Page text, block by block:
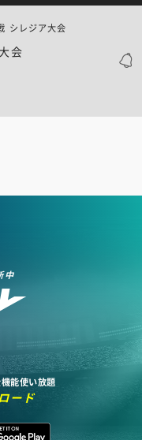
会
レジア大会
中
能使い放題
ード